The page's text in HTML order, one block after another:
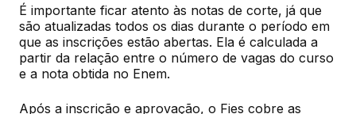
É importante ficar atento às notas de corte, já que
são atualizadas todos os dias durante o período em
que as inscrições estão abertas. Ela é calculada a
partir da relação entre o número de vagas do curso
e a nota obtida no Enem.
Após a inscrição e aprovação, o Fies cobre as